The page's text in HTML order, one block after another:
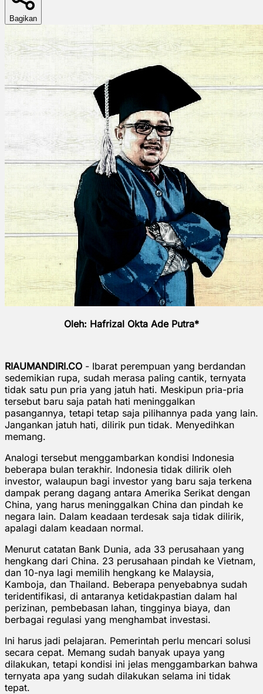
Bagikan
Oleh: Hafrizal Okta Ade Putra*
RIAUMANDIRI.CO - Ibarat perempuan yang berdandan
sedemikian rupa, sudah merasa paling cantik, ternyata
tidak satu pun pria yang jatuh hati. Meskipun pria-pria
tersebut baru saja patah hati meninggalkan
pasangannya, tetapi tetap saja pilihannya pada yang lain.
Jangankan jatuh hati, dilirik pun tidak. Menyedihkan
memang.
Analogi tersebut menggambarkan kondisi Indonesia
beberapa bulan terakhir. Indonesia tidak dilirik oleh
investor, walaupun bagi investor yang baru saja terkena
dampak perang dagang antara Amerika Serikat dengan
China, yang harus meninggalkan China dan pindah ke
negara lain. Dalam keadaan terdesak saja tidak dilirik,
apalagi dalam keadaan normal.
Menurut catatan Bank Dunia, ada 33 perusahaan yang
hengkang dari China. 23 perusahaan pindah ke Vietnam,
dan 10-nya lagi memilih hengkang ke Malaysia,
Kamboja, dan Thailand. Beberapa penyebabnya sudah
teridentifikasi, di antaranya ketidakpastian dalam hal
perizinan, pembebasan lahan, tingginya biaya, dan
berbagai regulasi yang menghambat investasi.
Ini harus jadi pelajaran. Pemerintah perlu mencari solusi
secara cepat. Memang sudah banyak upaya yang
dilakukan, tetapi kondisi ini jelas menggambarkan bahwa
ternyata apa yang sudah dilakukan selama ini tidak
tepat.